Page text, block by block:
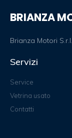
BRIANZA
Brianza Motori
Servizi
Service
Vetrina usato
Contatti